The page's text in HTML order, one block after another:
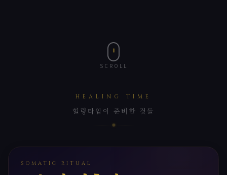
SCROLL
HEALING TIME
힐링타임이 준비한 것들
SOMATIC RITUAL